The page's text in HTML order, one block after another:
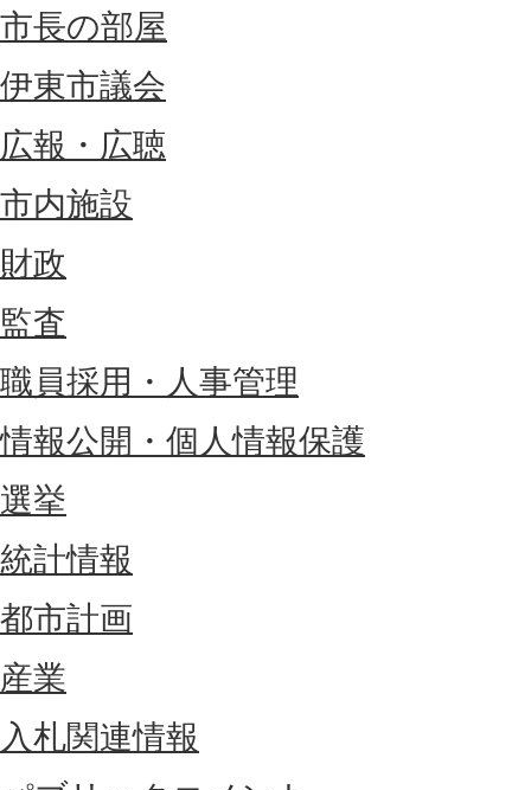
市長の部屋
伊東市議会
広報・広聴
市内施設
財政
監査
職員採用・人事管理
情報公開・個人情報保護
選挙
統計情報
都市計画
産業
入札関連情報